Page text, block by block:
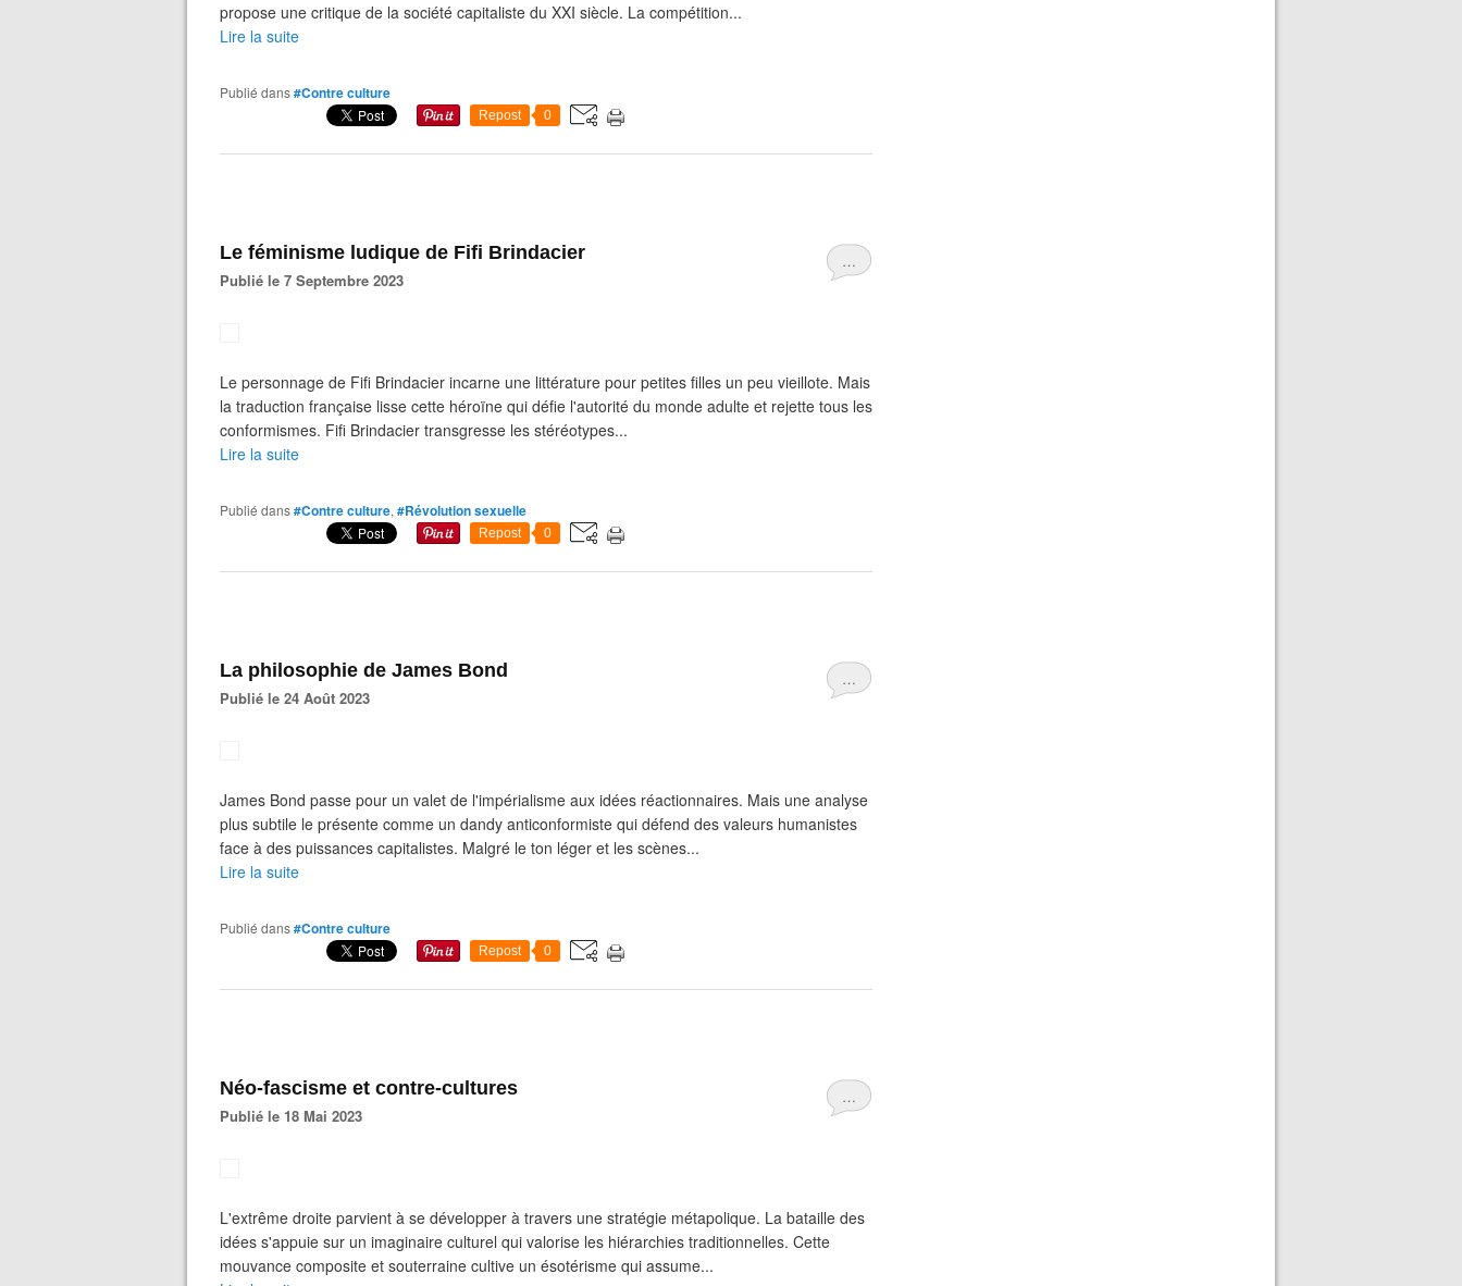
propose une critique de la société capitaliste du XXI siècle. La compétition...
Lire la suite
Publié dans#Contre culture
Repost 0
…
Le féminisme ludique de Fifi Brindacier
Publié le 7 Septembre 2023
Le personnage de Fifi Brindacier incarne une littérature pour petites filles un peu vieillote. Mais
la traduction française lisse cette héroïne qui défie l'autorité du monde adulte et rejette tous les
conformismes. Fifi Brindacier transgresse les stéréotypes...
Lire la suite
Publié dans#Contre culture, #Révolution sexuelle
Repost 0
…
La philosophie de James Bond
Publié le 24 Août 2023
James Bond passe pour un valet de l'impérialisme aux idées réactionnaires. Mais une analyse
plus subtile le présente comme un dandy anticonformiste qui défend des valeurs humanistes
face à des puissances capitalistes. Malgré le ton léger et les scènes...
Lire la suite
Publié dans#Contre culture
Repost 0
…
Néo-fascisme et contre-cultures
Publié le 18 Mai 2023
L'extrême droite parvient à se développer à travers une stratégie métapolique. La bataille des
idées s'appuie sur un imaginaire culturel qui valorise les hiérarchies traditionnelles. Cette
mouvance composite et souterraine cultive un ésotérisme qui assume...